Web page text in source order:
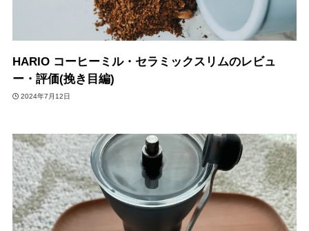
HARIO コーヒーミル・セラミックスリムのレビュ
ー・評価(挽き目編)
2024年7月12日